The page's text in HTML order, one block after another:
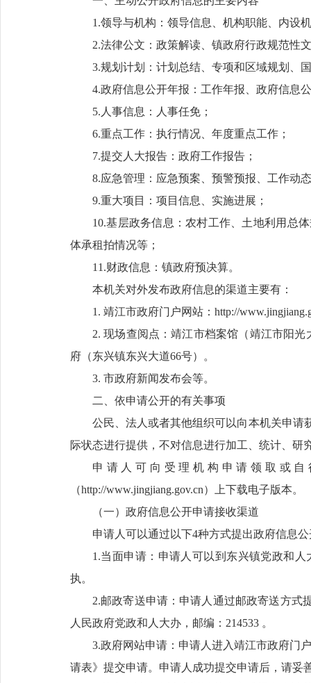
1.领导与机构：领导信息、机构职能、内设
2.法律公文：政策解读、镇政府行政规范性
3.规划计划：计划总结、专项和区域规划、
4.政府信息公开年报：工作年报、政府信息
5.人事信息：人事任免；
6.重点工作：执行情况、年度重点工作；
7.提交人大报告：政府工作报告；
8.应急管理：应急预案、预警预报、工作动
9.重大项目：项目信息、实施进展；
10.基层政务信息：农村工作、土地利用总
体承租拍情况等；
11.财政信息：镇政府预决算。
本机关对外发布政府信息的渠道主要有：
1. 靖江市政府门户网站：http://
2. 现场查阅点：靖江市档案馆（靖江市阳
府（东兴镇东兴大道66号）。
3. 市政府新闻发布会等。
二、依申请公开的有关事项
公民、法人或者其他组织可以向本机关申请
际状态进行提供，不对信息进行加工、统计、研
申请人可向受理机构申请领取或
（http://www.jingjiang.gov.cn）上下载电子版本。
（一）政府信息公开申请接收渠道
申请人可以通过以下4种方式提出政府信息
1.当面申请：申请人可以到东兴镇党政和
执。
2.邮政寄送申请：申请人通过邮政寄送方式
人民政府党政和人大办，邮编：214533 。
3.政府网站申请：申请人进入靖江市政府门
请表》提交申请。申请人成功提交申请后，请妥